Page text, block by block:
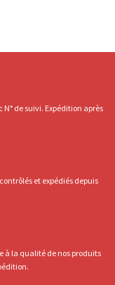
de suivi. Expédition après
et expédiés depuis
à la qualité de nos produits